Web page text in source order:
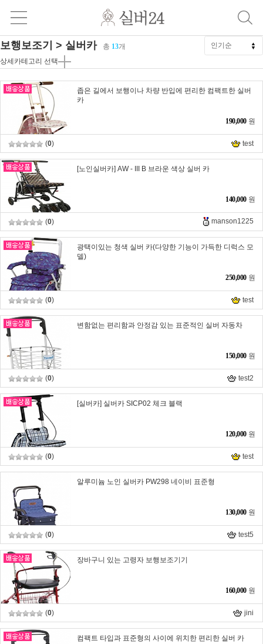
보행보조기 > 실버카 총 13개
상세카테고리 선택
좁은 길에서 보행이나 차량 반입에 편리한 컴팩트한 실버
카
190,000 원
(0) test
[노인실버카] AW - III B 브라운 색상 실버 카
140,000 원
(0) manson1225
광택이있는 청색 실버 카(다양한 기능이 가득한 디럭스 모
델)
250,000 원
(0) test
변함없는 편리함과 안정감 있는 표준적인 실버 자동차
150,000 원
(0) test2
[실버카] 실버카 SICP02 체크 블랙
120,000 원
(0) test
알루미늄 노인 실버카 PW298 네이비 표준형
130,000 원
(0) test5
장바구니 있는 고령자 보행보조기기
160,000 원
(0) jini
컴팩트 타입과 표준형의 사이에 위치한 편리한 실버 카